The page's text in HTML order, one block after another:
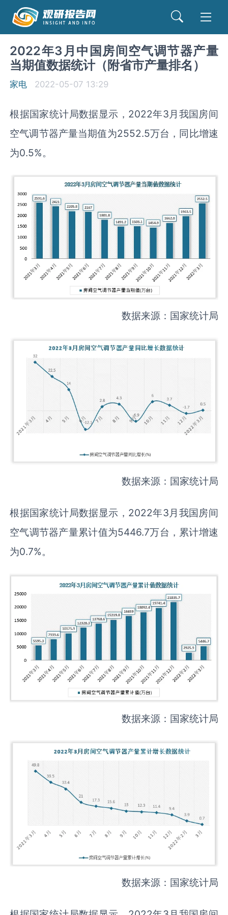
2022年3月中国房间空气调节器产量
当期值数据统计（附省市产量排名）
家电 2022-05-07 13:29
根据国家统计局数据显示，2022年3月我国房间
空气调节器产量当期值为2552.5万台，同比增速
为0.5%。
数据来源：国家统计局
数据来源：国家统计局
根据国家统计局数据显示，2022年3月我国房间
空气调节器产量累计值为5446.7万台，累计增速
为0.7%。
数据来源：国家统计局
数据来源：国家统计局